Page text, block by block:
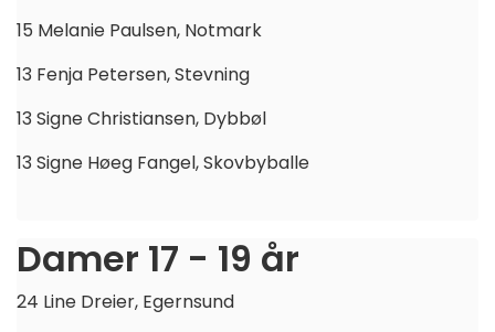
15 Melanie Paulsen, Notmark
13 Fenja Petersen, Stevning
13 Signe Christiansen, Dybbøl
13 Signe Høeg Fangel, Skovbyballe
Damer 17 - 19 år
24 Line Dreier, Egernsund